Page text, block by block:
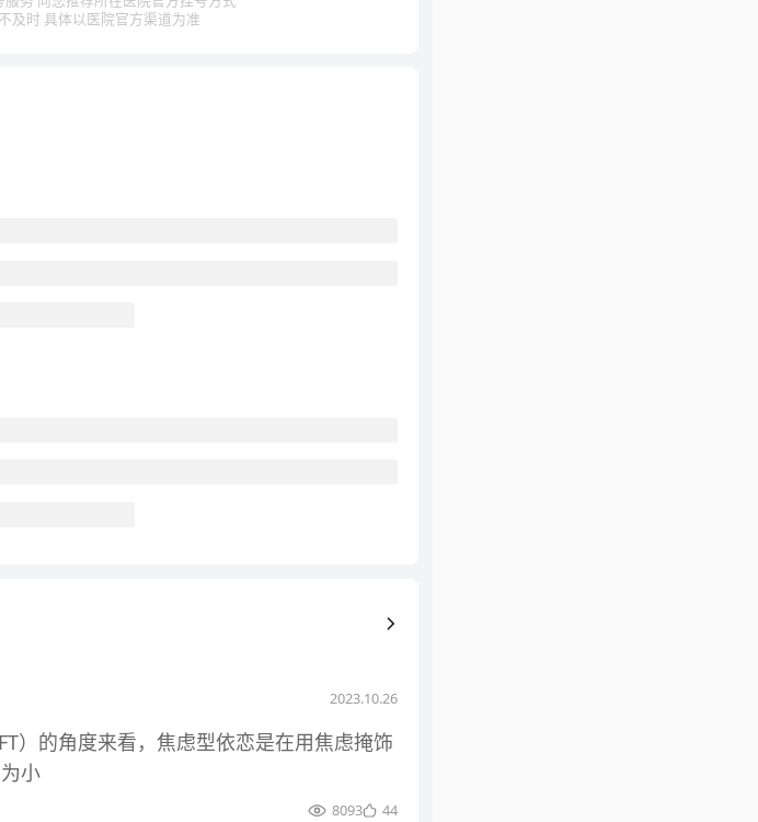
及时 具体以医院官方渠道为准
2023.10.26
）的角度来看，焦虑型依恋是在用焦虑掩饰
小
8093 44